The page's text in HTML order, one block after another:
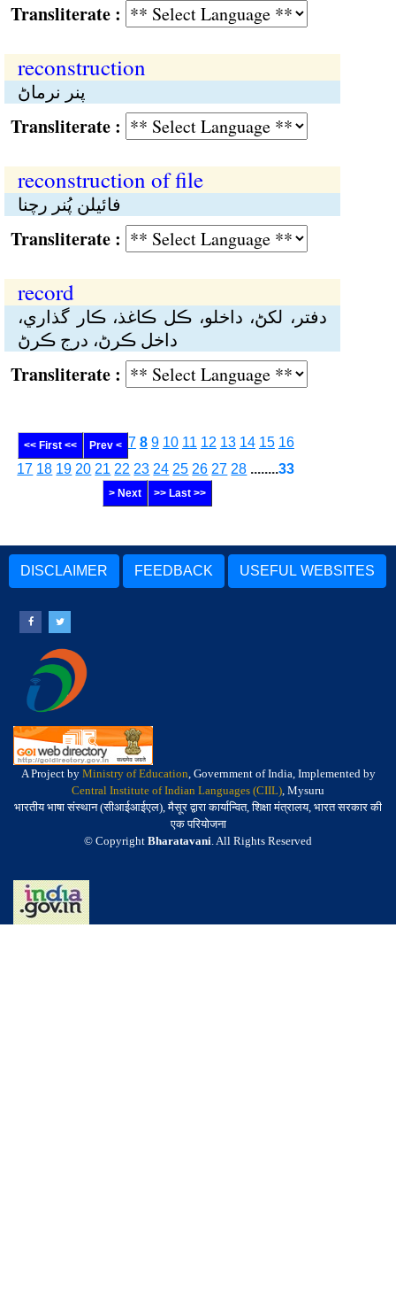
:
reconstruction
پنر نرماڻ
:
reconstruction of file
فائيلن پُنر رچنا
:
record
دفتر، لکڻ، داخلو، ڪل ڪاغذ، ڪار گذاري،
داخل ڪرڻ، درج ڪرڻ
:
<< First << Prev < 7 8 9 10 11 12 13 14 15 16
17 18 19 20 21 22 23 24 25 26 27 28 ........33
> Next >> Last >>
DISCLAIMER FEEDBACK USEFUL WEBSITES
A Project by Ministry of Education, Government of India, Implemented by
Central Institute of Indian Languages (CIIL), Mysuru
भारतीय भाषा संस्थान (सीआईआईएल), मैसूर द्वारा कार्यान्वित, शिक्षा मंत्रालय, भारत सरकार की
एक परियोजना
© Copyright Bharatavani. All Rights Reserved